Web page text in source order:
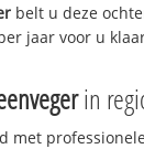
belt u deze
jaar voor u
in
met professionele